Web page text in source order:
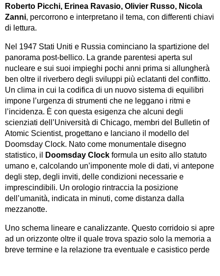
Roberto Picchi, Erinea Ravasio, Olivier Russo, Nicola
Zanni, percorrono e interpretano il tema, con differenti chiavi
di lettura.
Nel 1947 Stati Uniti e Russia cominciano la spartizione del
panorama post-bellico. La grande parentesi aperta sul
nucleare e sui suoi impieghi pochi anni prima si allungherà
ben oltre il riverbero degli sviluppi più eclatanti del conflitto.
Un clima in cui la codifica di un nuovo sistema di equilibri
impone l’urgenza di strumenti che ne leggano i ritmi e
l’incidenza. È con questa esigenza che alcuni degli
scienziati dell’Università di Chicago, membri del Bulletin of
Atomic Scientist, progettano e lanciano il modello del
Doomsday Clock. Nato come monumentale disegno
statistico, il
Doomsday Clock formula un esito allo statuto
umano e, calcolando un’imponente mole di dati, vi antepone
degli step, degli inviti, delle condizioni necessarie e
imprescindibili. Un orologio rintraccia la posizione
dell’umanità, indicata in minuti, come distanza dalla
mezzanotte.
Uno schema lineare e canalizzante. Questo corridoio si apre
ad un orizzonte oltre il quale trova spazio solo la memoria a
breve termine e la relazione tra eventuale e casistico perde